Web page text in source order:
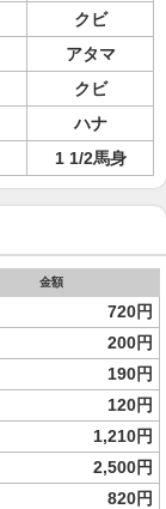
クビ
アタマ
クビ
ハナ
1 1/2馬身
金額
720円
200円
190円
120円
1,210円
2,500円
820円